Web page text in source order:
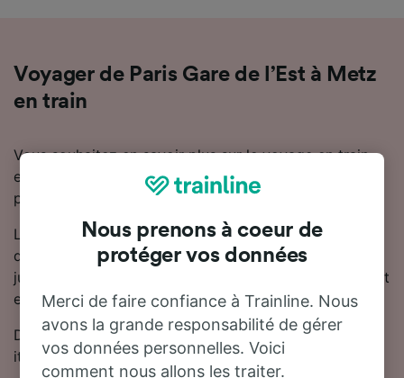
Voyager de Paris Gare de l’Est à Metz
en train
Vous souhaitez en savoir plus sur le voyage en train
entre Paris Gare de l’Est et Metz ? Ne cherchez pas
plus loin.
La durée moyenne du trajet en train entre Paris Gare
de l’Est et Metz est de 1 heure 53 minutes. Il y a
jusqu'à 11 trains trains par jour entre Paris Gare de l’Est
et Metz.
Des trains directs circulent tous les jours sur cet
itinéraire reliant Paris Gare de l’Est à Metz.
Nous prenons à coeur de
protéger vos données
Merci de faire confiance à Trainline. Nous
avons la grande responsabilité de gérer
vos données personnelles. Voici
comment nous allons les traiter.